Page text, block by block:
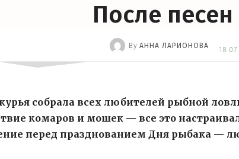
После
By АННА ЛАРИОНОВА
собрала всех любителей рыбной
комаров и мошек — все это
перед празднованием Дня рыбака —